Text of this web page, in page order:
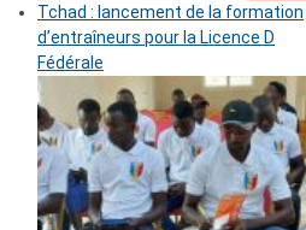
Tchad : lancement de la formation
d’entraîneurs pour la Licence D
Fédérale